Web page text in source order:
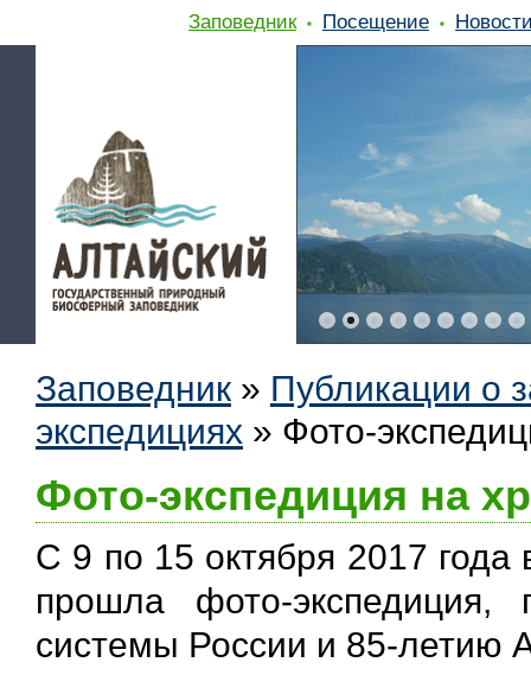
Заповедник Посещение
Заповедник » Публикации о
экспедициях » Фото-
Фото-экспедиция на
С 9 по 15 октября 2017
прошла фото-экспедиция,
системы России и 85-летию